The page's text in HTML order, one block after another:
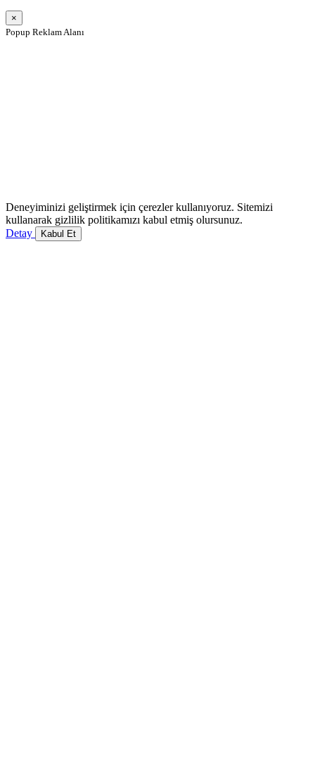
×
Popup Reklam Alanı
Deneyiminizi geliştirmek için çerezler kullanıyoruz. Sitemizi
kullanarak gizlilik politikamızı kabul etmiş olursunuz.
Detay
Kabul Et